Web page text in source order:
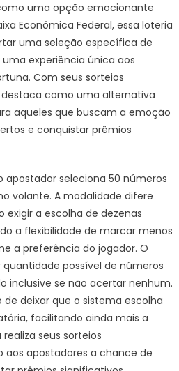
uma opção emocionante
Econômica Federal, essa loteria
uma seleção específica de
experiência única aos
Com seus sorteios
destaca como uma alternativa
aqueles que buscam a emoção
e conquistar prêmios
apostador seleciona 50 números
volante. A modalidade difere
exigir a escolha de dezenas
a flexibilidade de marcar menos
a preferência do jogador. O
possível de números
inclusive se não acertar nenhum.
de deixar que o sistema escolha
facilitando ainda mais a
seus sorteios
apostadores a chance de